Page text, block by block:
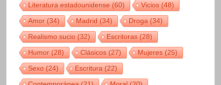
Literatura estadounidense(60) Vicios(48)
Amor(34) Madrid(34) Droga(34)
Realismo sucio(32) Escritoras(28)
Humor(28) Clásicos(27) Mujeres(25)
Sexo(24) Escritura(22)